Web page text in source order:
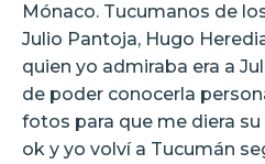
Mónaco. Tucumanos de
Julio Pantoja, Hugo
quien yo admiraba era a
de poder conocerla
fotos para que me diera
ok y yo volví a Tucumán